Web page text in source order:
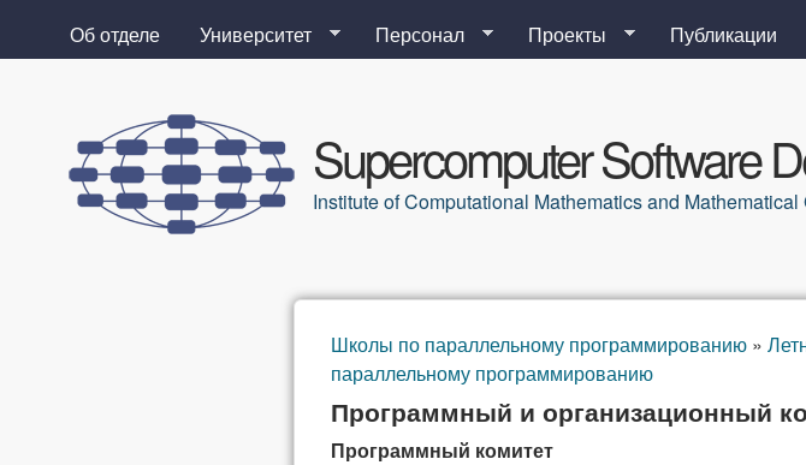
Об отделе Университет Персонал Проекты Публикации
Supercomputer Software
Institute of Computational Mathematics and
Вы здесь
Школы по параллельному программированию »
параллельному программированию
Программный и организационный
Программный комитет